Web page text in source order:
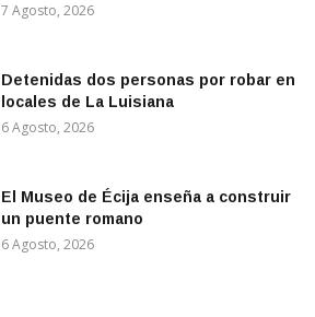
7 Agosto, 2026
Detenidas dos personas por robar en
locales de La Luisiana
6 Agosto, 2026
El Museo de Écija enseña a construir
un puente romano
6 Agosto, 2026